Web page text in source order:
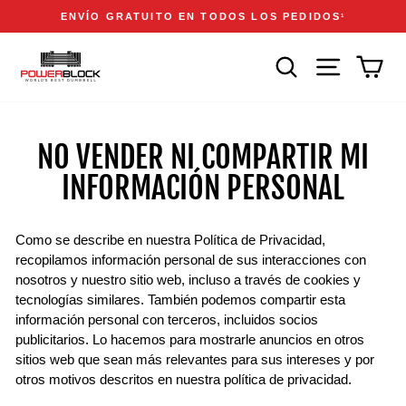
contenido
diapositivas
Announcements
ENVÍO GRATUITO EN TODOS LOS PEDIDOS1
BUSCAR NAVEGACIÓN
NO VENDER NI COMPARTIR MI
INFORMACIÓN PERSONAL
Como se describe en nuestra Política de Privacidad,
recopilamos información personal de sus interacciones con
nosotros y nuestro sitio web, incluso a través de cookies y
tecnologías similares. También podemos compartir esta
información personal con terceros, incluidos socios
publicitarios. Lo hacemos para mostrarle anuncios en otros
sitios web que sean más relevantes para sus intereses y por
otros motivos descritos en nuestra política de privacidad.